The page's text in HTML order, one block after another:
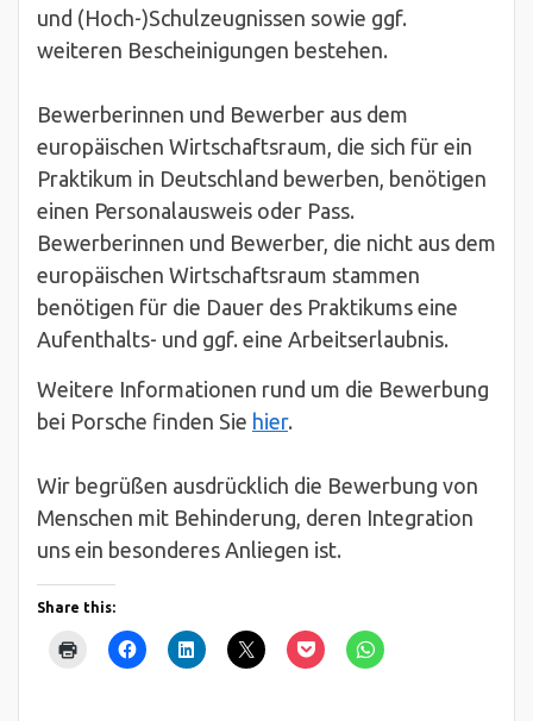
und (Hoch-)Schulzeugnissen sowie ggf.
weiteren Bescheinigungen bestehen.
Bewerberinnen und Bewerber aus dem
europäischen Wirtschaftsraum, die sich für ein
Praktikum in Deutschland bewerben, benötigen
einen Personalausweis oder Pass.
Bewerberinnen und Bewerber, die nicht aus dem
europäischen Wirtschaftsraum stammen
benötigen für die Dauer des Praktikums eine
Aufenthalts- und ggf. eine Arbeitserlaubnis.
Weitere Informationen rund um die Bewerbung
bei Porsche finden Sie hier.
Wir begrüßen ausdrücklich die Bewerbung von
Menschen mit Behinderung, deren Integration
uns ein besonderes Anliegen ist.
Share this: